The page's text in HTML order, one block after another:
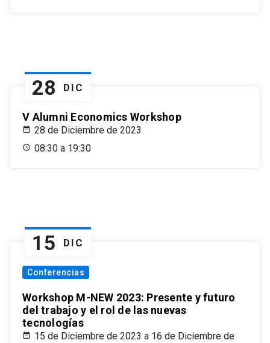
28 DIC
V Alumni Economics Workshop
28 de Diciembre de 2023
08:30 a 19:30
15 DIC
Conferencias
Workshop M-NEW 2023: Presente y futuro
del trabajo y el rol de las nuevas
tecnologías
15 de Diciembre de 2023 a 16 de Diciembre de